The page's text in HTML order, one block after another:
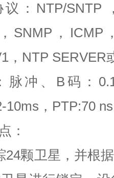
议：NTP/SNTP
SNMP，ICMP
，NTP SERVER
脉冲、B码：
10ms，PTP:70
：
24颗卫星，并根